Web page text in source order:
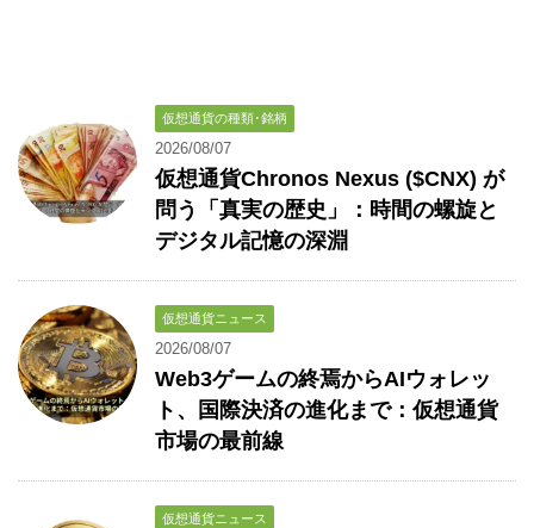
仮想通貨の種類･銘柄
2026/08/07
仮想通貨Chronos Nexus ($CNX) が
問う「真実の歴史」：時間の螺旋と
デジタル記憶の深淵
仮想通貨ニュース
2026/08/07
Web3ゲームの終焉からAIウォレッ
ト、国際決済の進化まで：仮想通貨
市場の最前線
仮想通貨ニュース